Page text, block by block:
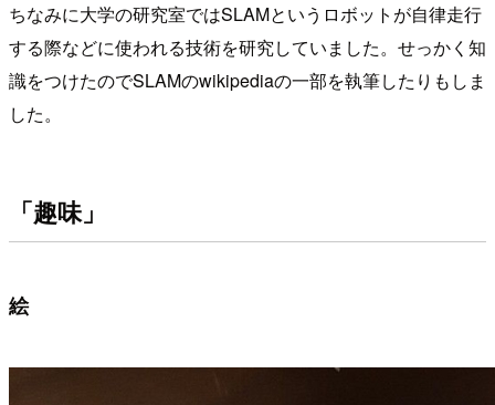
ちなみに大学の研究室ではSLAMというロボットが自律走行
する際などに使われる技術を研究していました。せっかく知
識をつけたのでSLAMのwikipediaの一部を執筆したりもしま
した。
「趣味」
絵